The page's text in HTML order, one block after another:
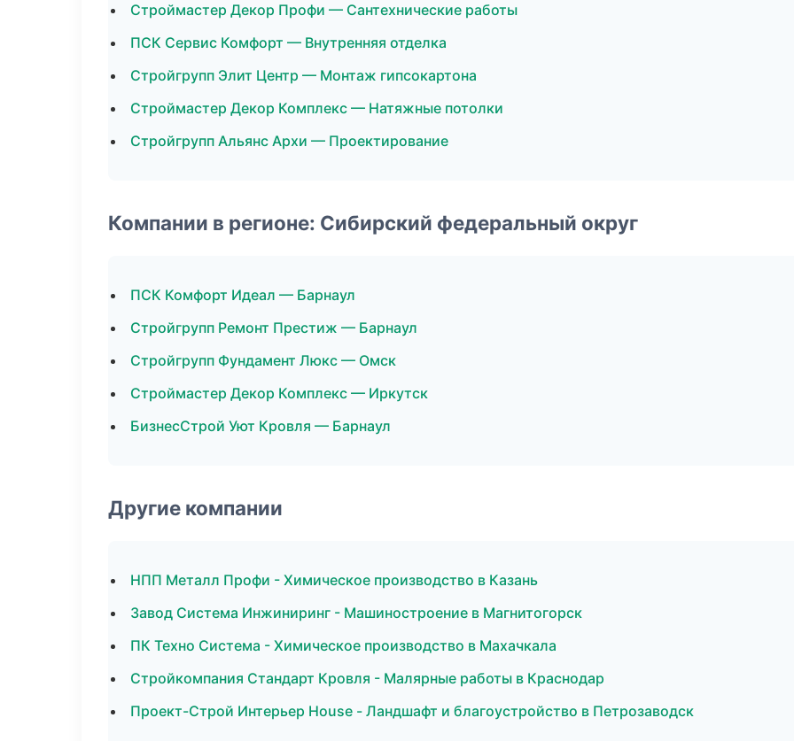
Строймастер Декор Профи — Сантехнические работы
ПСК Сервис Комфорт — Внутренняя отделка
Стройгрупп Элит Центр — Монтаж гипсокартона
Строймастер Декор Комплекс — Натяжные потолки
Стройгрупп Альянс Архи — Проектирование
Компании в регионе: Сибирский федеральный округ
ПСК Комфорт Идеал — Барнаул
Стройгрупп Ремонт Престиж — Барнаул
Стройгрупп Фундамент Люкс — Омск
Строймастер Декор Комплекс — Иркутск
БизнесСтрой Уют Кровля — Барнаул
Другие компании
НПП Металл Профи - Химическое производство в Казань
Завод Система Инжиниринг - Машиностроение в Магнитогорск
ПК Техно Система - Химическое производство в Махачкала
Стройкомпания Стандарт Кровля - Малярные работы в Краснодар
Проект-Строй Интерьер House - Ландшафт и благоустройство в Петрозаводск